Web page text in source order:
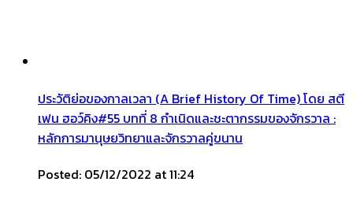
ประวัติย่อของกาลเวลา (A Brief History Of Time) โดย สตี
เฟน ฮอว์คิง#55 บทที่ 8 กำเนิดและชะตากรรมของจักรวาล :
หลักการมานุษยวิทยาและจักรวาลคู่ขนาน
Posted: 05/12/2022 at 11:24